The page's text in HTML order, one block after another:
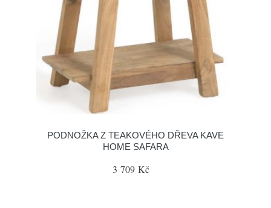
PODNOŽKA Z TEAKOVÉHO DŘEVA KAVE
HOME SAFARA
3 709 Kč